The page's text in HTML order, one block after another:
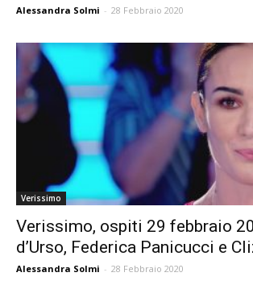
Alessandra Solmi - 28 Febbraio 2020
Verissimo
Verissimo, ospiti 29 febbraio
d’Urso, Federica Panicucci e
Alessandra Solmi - 28 Febbraio 2020